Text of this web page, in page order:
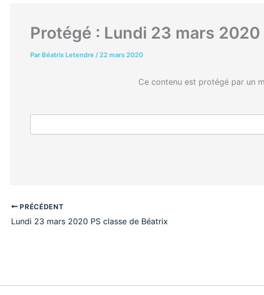
Protégé : Lundi 23 mars
Par Béatrix Letendre / 22 mars 2020
Ce contenu est protégé par un
PRÉCÉDENT
Lundi 23 mars 2020 PS classe de Béatrix